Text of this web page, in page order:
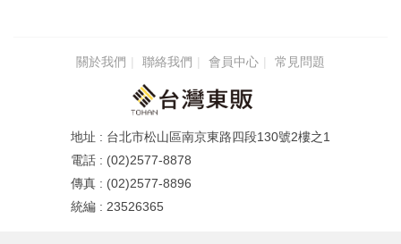
關於我們 聯絡我們 會員中心 常見問題
台北市松山區南京東路四段130號2樓之1
(02)2577-8878
(02)2577-8896
23526365